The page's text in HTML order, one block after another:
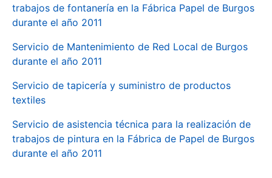
trabajos de fontanería en la Fábrica Papel de Burgos
durante el año 2011
Servicio de Mantenimiento de Red Local de Burgos
durante el año 2011
Servicio de tapicería y suministro de productos
textiles
Servicio de asistencia técnica para la realización de
trabajos de pintura en la Fábrica de Papel de Burgos
durante el año 2011